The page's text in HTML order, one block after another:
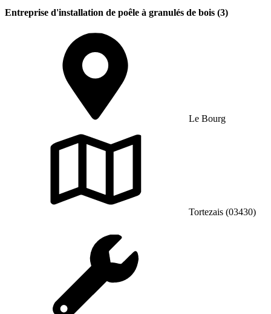
Entreprise d'installation de poêle à granulés de bois (3)
Le Bourg
Tortezais (03430)